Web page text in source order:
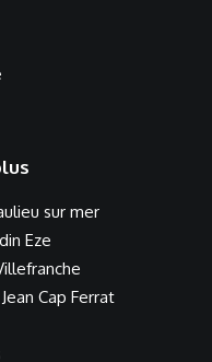
sur mer
Eze
Cap Ferrat